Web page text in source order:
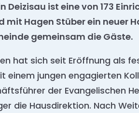
Deizisau ist eine von 173
mit Hagen Stüber ein neuer
gemeinsam die Gäste.
hat sich seit Eröffnung als
einem jungen engagierten
der Evangelischen
die Hausdirektion. Nach